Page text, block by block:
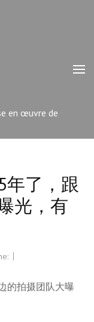
en œuvre de
年了，跟
光，有